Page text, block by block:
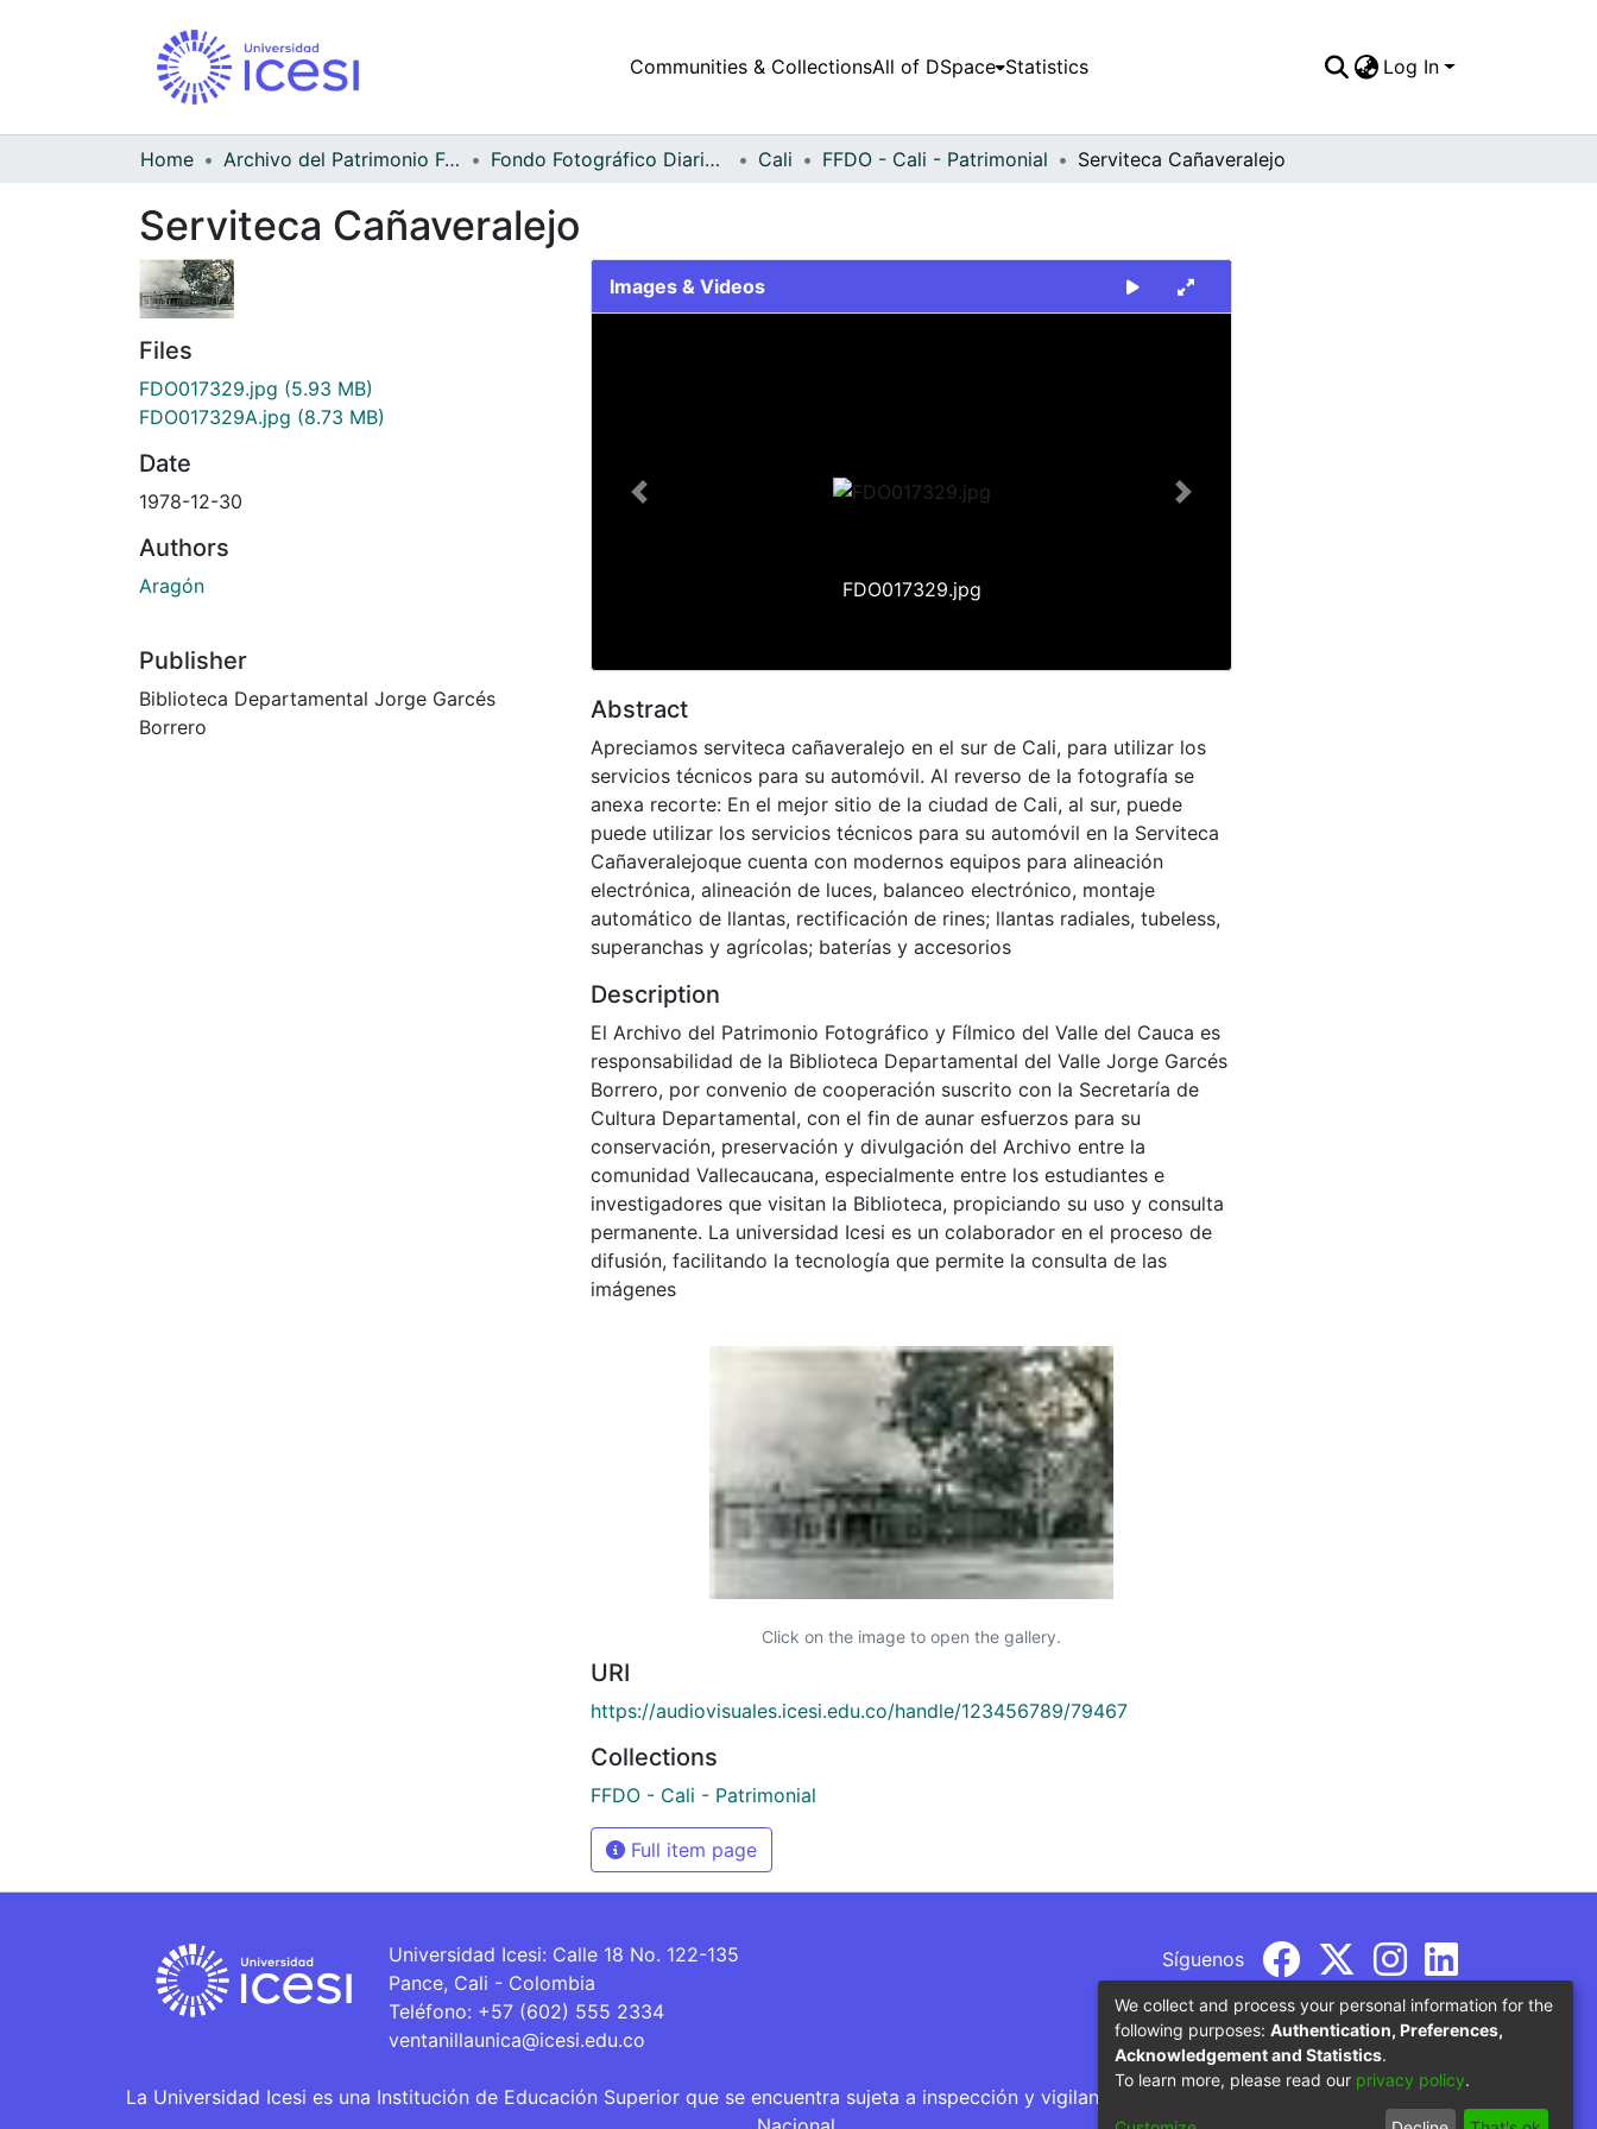
Communities & CollectionsAll of DSpace Statistics Log In
Home Archivo del Patrimonio Fotográfico y Fílmico del Valle del Cauca Fondo Fotográfico Diario Occidente Cali FFDO - Cali - Patrimonial Serviteca Cañaveralejo
Serviteca Cañaveralejo
Files
FDO017329.jpg (5.93 MB)
FDO017329A.jpg (8.73 MB)
Date
1978-12-30
Authors
Aragón
Publisher
Biblioteca Departamental Jorge Garcés
Borrero
Images & Videos
FDO017329.jpg
Previous Next
Abstract
Apreciamos serviteca cañaveralejo en el sur de Cali, para utilizar los
servicios técnicos para su automóvil. Al reverso de la fotografía se
anexa recorte: En el mejor sitio de la ciudad de Cali, al sur, puede
puede utilizar los servicios técnicos para su automóvil en la Serviteca
Cañaveralejoque cuenta con modernos equipos para alineación
electrónica, alineación de luces, balanceo electrónico, montaje
automático de llantas, rectificación de rines; llantas radiales, tubeless,
superanchas y agrícolas; baterías y accesorios
Description
El Archivo del Patrimonio Fotográfico y Fílmico del Valle del Cauca es
responsabilidad de la Biblioteca Departamental del Valle Jorge Garcés
Borrero, por convenio de cooperación suscrito con la Secretaría de
Cultura Departamental, con el fin de aunar esfuerzos para su
conservación, preservación y divulgación del Archivo entre la
comunidad Vallecaucana, especialmente entre los estudiantes e
investigadores que visitan la Biblioteca, propiciando su uso y consulta
permanente. La universidad Icesi es un colaborador en el proceso de
difusión, facilitando la tecnología que permite la consulta de las
imágenes
Click on the image to open the gallery.
URI
https://audiovisuales.icesi.edu.co/handle/123456789/79467
Collections
FFDO - Cali - Patrimonial
Full item page
Universidad Icesi: Calle 18 No. 122-135
Pance, Cali - Colombia
Teléfono: +57 (602) 555 2334
ventanillaunica@icesi.edu.co
Síguenos
La Universidad Icesi es una Institución de Educación Superior que se encuentra sujeta a inspección y vigilancia por parte del Ministerio de Educación
We collect and process your personal information for the
following purposes: Authentication, Preferences,
Acknowledgement and Statistics.
To learn more, please read our privacy policy.